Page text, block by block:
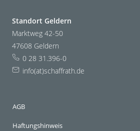
Standort Geldern
Marktweg 42-50
47608 Geldern
0 28 31.396-0
info(at)schaffrath.de
AGB
Haftungshinweis